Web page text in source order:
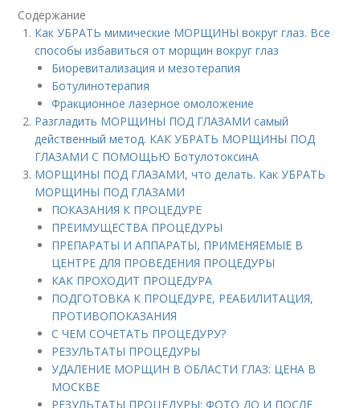
Содержание
Как УБРАТЬ мимические МОРЩИНЫ вокруг глаз. Все
способы избавиться от морщин вокруг глаз
Биоревитализация и мезотерапия
Ботулинотерапия
Фракционное лазерное омоложение
Разгладить МОРЩИНЫ ПОД ГЛАЗАМИ самый
действенный метод. КАК УБРАТЬ МОРЩИНЫ ПОД
ГЛАЗАМИ С ПОМОЩЬЮ БотулотоксинА
МОРЩИНЫ ПОД ГЛАЗАМИ, что делать. Как УБРАТЬ
МОРЩИНЫ ПОД ГЛАЗАМИ
ПОКАЗАНИЯ К ПРОЦЕДУРЕ
ПРЕИМУЩЕСТВА ПРОЦЕДУРЫ
ПРЕПАРАТЫ И АППАРАТЫ, ПРИМЕНЯЕМЫЕ В
ЦЕНТРЕ ДЛЯ ПРОВЕДЕНИЯ ПРОЦЕДУРЫ
КАК ПРОХОДИТ ПРОЦЕДУРА
ПОДГОТОВКА К ПРОЦЕДУРЕ, РЕАБИЛИТАЦИЯ,
ПРОТИВОПОКАЗАНИЯ
С ЧЕМ СОЧЕТАТЬ ПРОЦЕДУРУ?
РЕЗУЛЬТАТЫ ПРОЦЕДУРЫ
УДАЛЕНИЕ МОРЩИН В ОБЛАСТИ ГЛАЗ: ЦЕНА В
МОСКВЕ
РЕЗУЛЬТАТЫ ПРОЦЕДУРЫ: ФОТО ДО И ПОСЛЕ